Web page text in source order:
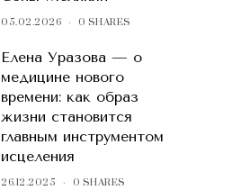
05.02.2026 0 SHARES
Елена Уразова — о
медицине нового
времени: как образ
жизни становится
главным инструментом
исцеления
26.12.2025 0 SHARES